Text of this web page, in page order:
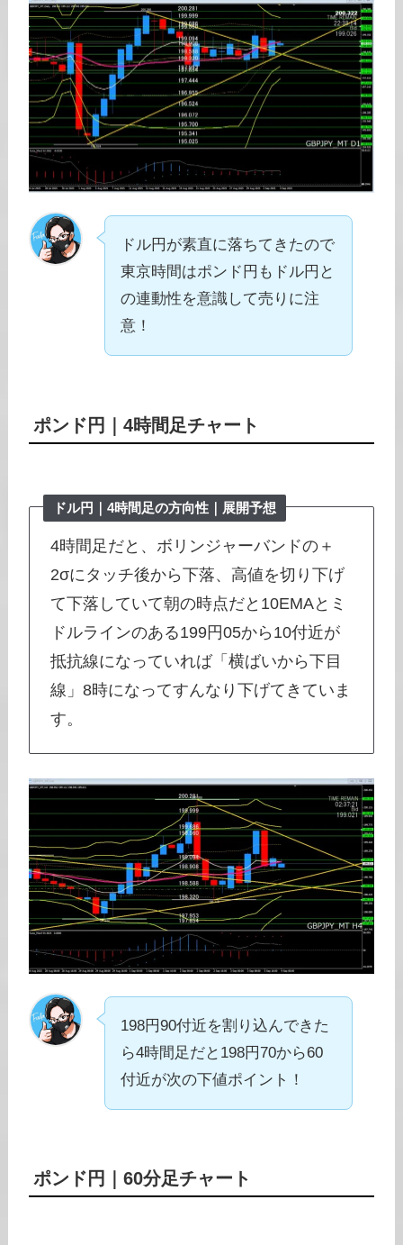
ドル円が素直に落ちてきたので
東京時間はポンド円もドル円と
の連動性を意識して売りに注
意！
ポンド円 ｜4時間足チャート
ドル円｜4時間足の方向性｜展開予想
4時間足だと、ボリンジャーバンドの＋
2σにタッチ後から下落、高値を切り下げ
て下落していて朝の時点だと10EMAとミ
ドルラインのある199円05から10付近が
抵抗線になっていれば「横ばいから下目
線」8時になってすんなり下げてきていま
す。
198円90付近を割り込んできた
ら4時間足だと198円70から60
付近が次の下値ポイント！
ポンド円 ｜60分足チャート